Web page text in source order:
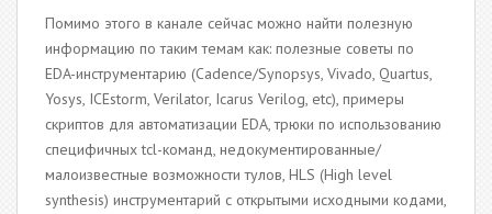
Помимо этого в канале сейчас можно найти полезную
информацию по таким темам как: полезные советы по
EDA-инструментарию (Cadence/Synopsys, Vivado, Quartus,
Yosys, ICEstorm, Verilator, Icarus Verilog, etc), примеры
скриптов для автоматизации EDA, трюки по использованию
специфичных tcl-команд, недокументированные/
малоизвестные возможности тулов, HLS (High level
synthesis) инструментарий с открытыми исходными кодами,